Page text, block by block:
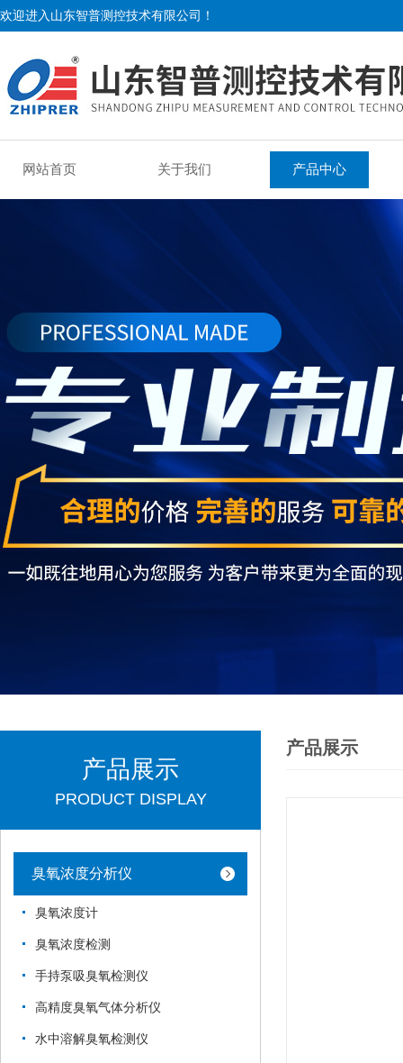
欢迎进入山东智普测控技术有限公司！
网站首页 关于我们 产品中心
产品展示
PRODUCT DISPLAY
臭氧浓度分析仪
臭氧浓度计
臭氧浓度检测
手持泵吸臭氧检测仪
高精度臭氧气体分析仪
水中溶解臭氧检测仪
产品展示